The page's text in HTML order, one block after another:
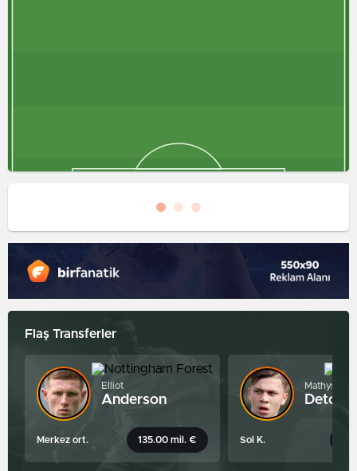
Flaş Transferler
Elliot
Anderson
Merkez ort. 135.00 mil. €
Mathys
Sol K.